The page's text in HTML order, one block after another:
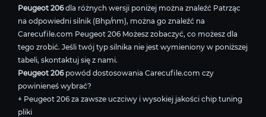
Peugeot 206dla różnych wersji poniżej można znaleźć Patrząc
na odpowiedni silnik (Bhp/nm), można go znaleźć na
Carecufile.com Peugeot 206 Możesz zobaczyć, co możesz dla
tego zrobić. Jeśli twój typ silnika nie jest wymieniony w poniższej
tabeli, skontaktuj się z nami.
Peugeot 206powód dostosowania Carecufile.com czy
powinieneś wybrać?
+ Peugeot 206 za zawsze uczciwy i wysokiej jakości chip tuning
pliki